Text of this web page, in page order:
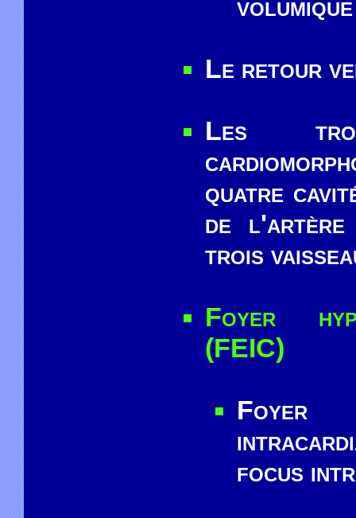
volumique
Le retour
Les
quatre
de l'artère
trois
Foyer
(FEIC)
Foyer
focus